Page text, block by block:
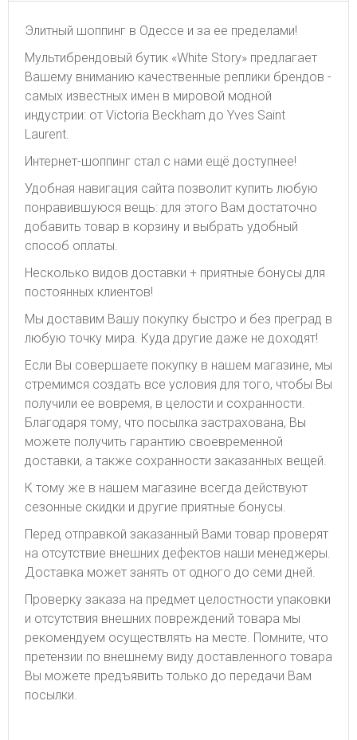
Элитный шоппинг в Одессе и за ее пределами!
Мультибрендовый бутик «White Story» предлагает
Вашему вниманию качественные реплики брендов -
самых известных имен в мировой модной
индустрии: от Victoria Beckham до Yves Saint
Laurent.
Интернет-шоппинг стал с нами ещё доступнее!
Удобная навигация сайта позволит купить любую
понравившуюся вещь: для этого Вам достаточно
добавить товар в корзину и выбрать удобный
способ оплаты.
Несколько видов доставки + приятные бонусы для
постоянных клиентов!
Мы доставим Вашу покупку быстро и без преград в
любую точку мира. Куда другие даже не доходят!
Если Вы совершаете покупку в нашем магазине, мы
стремимся создать все условия для того, чтобы Вы
получили ее вовремя, в целости и сохранности.
Благодаря тому, что посылка застрахована, Вы
можете получить гарантию своевременной
доставки, а также сохранности заказанных вещей.
К тому же в нашем магазине всегда действуют
сезонные скидки и другие приятные бонусы.
Перед отправкой заказанный Вами товар проверят
на отсутствие внешних дефектов наши менеджеры.
Доставка может занять от одного до семи дней.
Проверку заказа на предмет целостности упаковки
и отсутствия внешних повреждений товара мы
рекомендуем осуществлять на месте. Помните, что
претензии по внешнему виду доставленного товара
Вы можете предъявить только до передачи Вам
посылки.